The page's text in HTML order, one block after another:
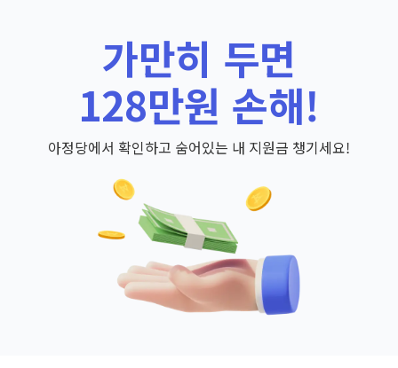
가만히 두면
128만원 손해!
아정당에서 확인하고 숨어있는 내 지원금 챙기세요!